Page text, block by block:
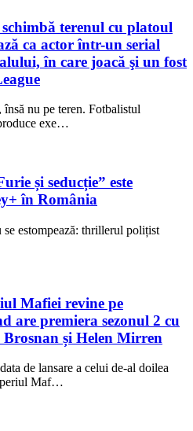
terenul cu platoul
ca actor într-un serial
în care joacă şi un fost
nu pe teren. Fotbalistul
exe…
și seducție” este
în România
estompează: thrillerul polițist
Mafiei revine pe
are premiera sezonul 2 cu
și Helen Mirren
de lansare a celui de-al doilea
Maf…